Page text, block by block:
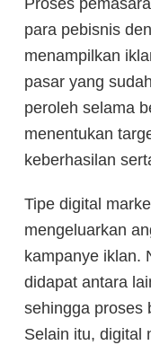
Proses
para pebisnis
menampilkan
pasar yang
peroleh selama
menentukan
keberhasilan
Tipe digital
mengeluarkan
kampanye iklan.
didapat antara
sehingga proses
Selain itu, digital